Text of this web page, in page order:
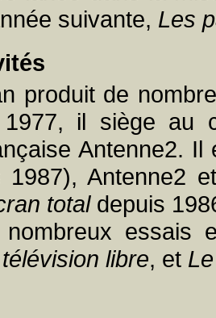
suivante, Les
produit de
il siège au
Antenne2.
1987), Antenne2
totaldepuis
essais
libre, et